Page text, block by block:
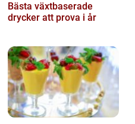
Bästa växtbaserade
drycker att prova i år